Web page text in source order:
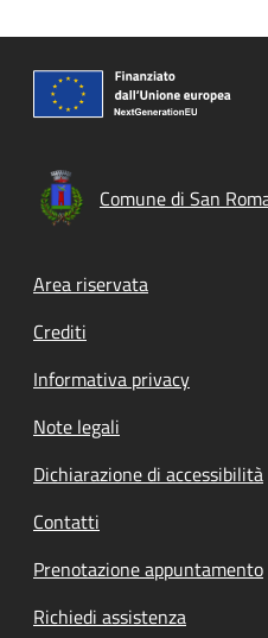
Comune di San
Footer menu
Area riservata
Crediti
Informativa privacy
Note legali
Dichiarazione di accessibilità
Contatti
Prenotazione appuntamento
Richiedi assistenza